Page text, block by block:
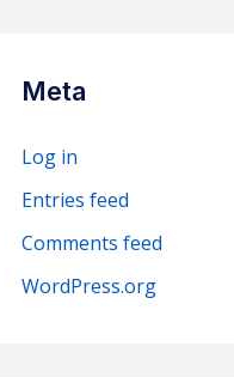
o
r
Meta
Log in
Entries feed
Comments feed
WordPress.org